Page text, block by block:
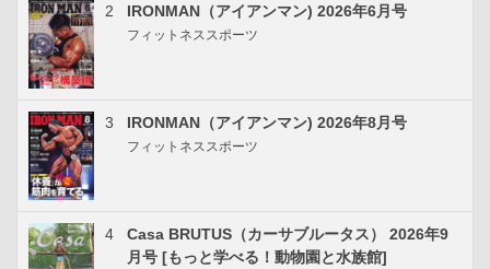
2 IRONMAN（アイアンマン) 2026年6月号
フィットネススポーツ
3 IRONMAN（アイアンマン) 2026年8月号
フィットネススポーツ
4
Casa BRUTUS（カーサブルータス） 2026年9
月号 [もっと学べる！動物園と水族館]